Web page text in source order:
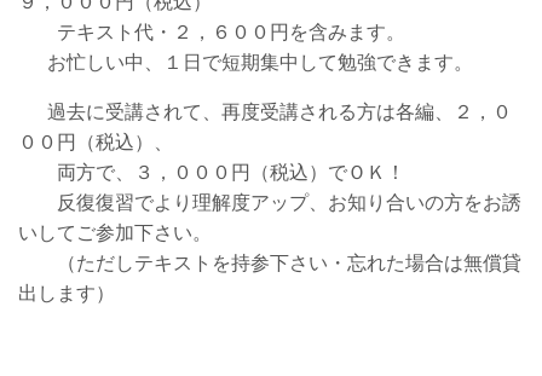
テキスト代・２，６００円を含みます。
お忙しい中、１日で短期集中して勉強できます。
過去に受講されて、再度受講される方は各編、２，０
００円（税込）、
両方で、３，０００円（税込）でＯＫ！
反復復習でより理解度アップ、お知り合いの方をお誘
いしてご参加下さい。
（ただしテキストを持参下さい・忘れた場合は無償貸
出します）